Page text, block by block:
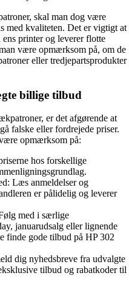
skal man dog være
med kvaliteten. Det er vigtigt at
printer og leverer flotte
være opmærksom på, om de
eller tredjepartsprodukter
billige tilbud
er det afgørende at
falske eller fordrejede priser.
opmærksom på:
hos forskellige
Læs anmeldelser og
er pålidelig og leverer
med i særlige
januarudsalg eller lignende
finde gode tilbud på HP 302
dig nyhedsbreve fra udvalgte
tilbud og rabatkoder til